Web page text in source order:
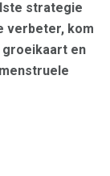
strategie
verbeter, kom
groeikaart en